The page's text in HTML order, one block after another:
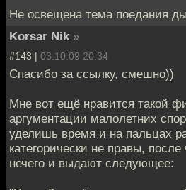
Не освещена тема поедания
Korsar Nik »
#143 | 03.10.09 20:34
Спасибо за ссылку, смешно))
Мне вот ещё нравится такой
аргументации малолетних
уделишь время и на пальцах
категорически не правы,
нечего и выдают следующее: